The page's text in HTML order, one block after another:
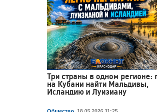
Три страны в одном регионе:
на Кубани найти Мальдивы,
Исландию и Луизиану